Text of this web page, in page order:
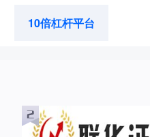
10倍杠杆平台